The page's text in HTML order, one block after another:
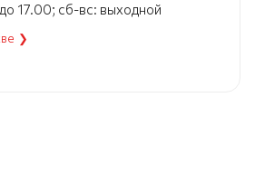
17.00; сб-вс: выходной
❯